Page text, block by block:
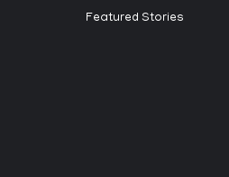
Featured Stories